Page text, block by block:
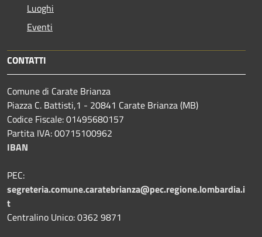
Luoghi
Eventi
CONTATTI
Comune di Carate Brianza
Piazza C. Battisti,1 - 20841 Carate Brianza (MB)
Codice Fiscale: 01495680157
Partita IVA: 00715100962
IBAN
PEC:
segreteria.comune.caratebrianza@pec.regione.lombardia.i
t
Centralino Unico: 0362 9871